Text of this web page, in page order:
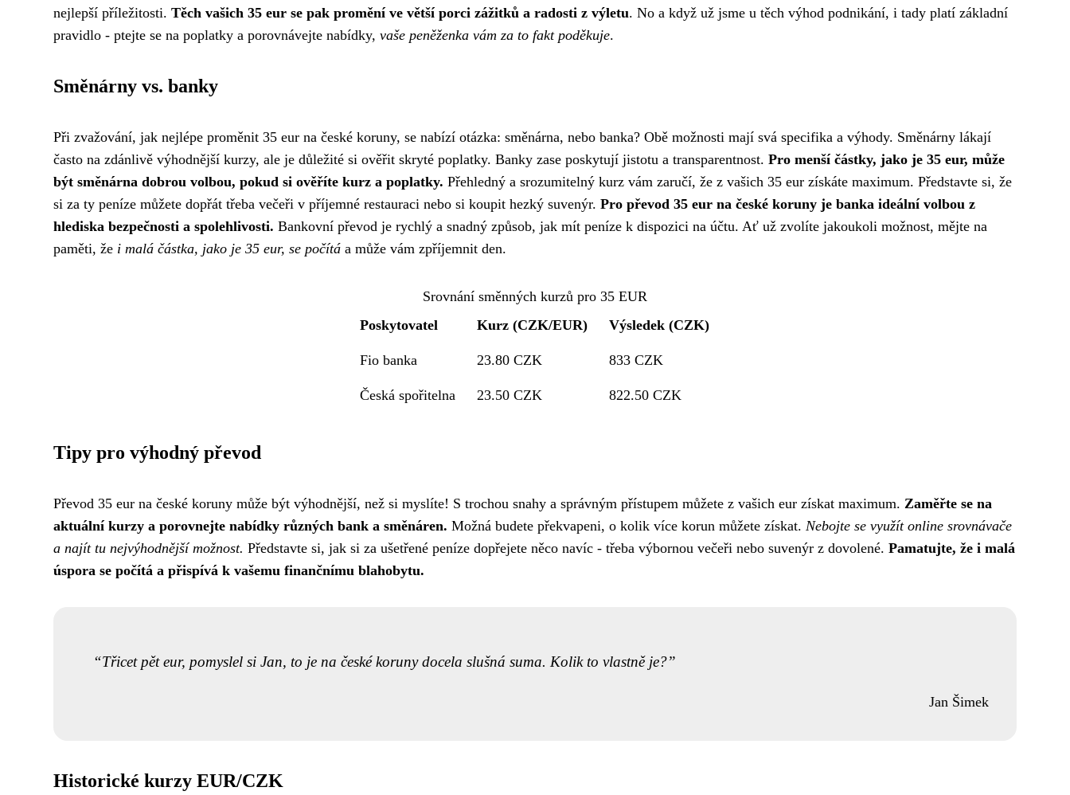
nejlepší příležitosti. Těch vašich 35 eur se pak promění ve větší porci zážitků a radosti z výletu. No a když už jsme u těch výhod podnikání, i tady platí základní
pravidlo - ptejte se na poplatky a porovnávejte nabídky, vaše peněženka vám za to fakt poděkuje.
Směnárny vs. banky
Při zvažování, jak nejlépe proměnit 35 eur na české koruny, se nabízí otázka: směnárna, nebo banka? Obě možnosti mají svá specifika a výhody. Směnárny lákají
často na zdánlivě výhodnější kurzy, ale je důležité si ověřit skryté poplatky. Banky zase poskytují jistotu a transparentnost. Pro menší částky, jako je 35 eur, může
být směnárna dobrou volbou, pokud si ověříte kurz a poplatky. Přehledný a srozumitelný kurz vám zaručí, že z vašich 35 eur získáte maximum. Představte si, že
si za ty peníze můžete dopřát třeba večeři v příjemné restauraci nebo si koupit hezký suvenýr. Pro převod 35 eur na české koruny je banka ideální volbou z
hlediska bezpečnosti a spolehlivosti. Bankovní převod je rychlý a snadný způsob, jak mít peníze k dispozici na účtu. Ať už zvolíte jakoukoli možnost, mějte na
paměti, že i malá částka, jako je 35 eur, se počítá a může vám zpříjemnit den.
Srovnání směnných kurzů pro 35 EUR
Poskytovatel
Kurz (CZK/EUR) Výsledek (CZK)
Fio banka 23.80 CZK 833 CZK
Česká spořitelna 23.50 CZK 822.50 CZK
Tipy pro výhodný převod
Převod 35 eur na české koruny může být výhodnější, než si myslíte! S trochou snahy a správným přístupem můžete z vašich eur získat maximum. Zaměřte se na
aktuální kurzy a porovnejte nabídky různých bank a směnáren. Možná budete překvapeni, o kolik více korun můžete získat. Nebojte se využít online srovnávače
a najít tu nejvýhodnější možnost. Představte si, jak si za ušetřené peníze dopřejete něco navíc - třeba výbornou večeři nebo suvenýr z dovolené. Pamatujte, že i malá
úspora se počítá a přispívá k vašemu finančnímu blahobytu.
Třicet pět eur, pomyslel si Jan, to je na české koruny docela slušná suma. Kolik to vlastně je?
Jan Šimek
Historické kurzy EUR/CZK